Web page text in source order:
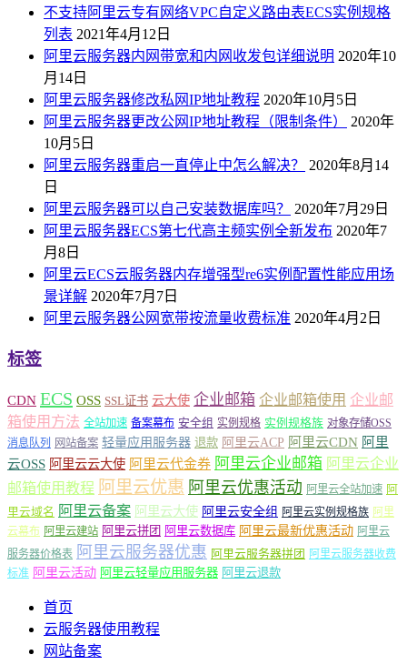
不支持阿里云专有网络VPC自定义路由表ECS实例规格
列表 2021年4月12日
阿里云服务器内网带宽和内网收发包详细说明 2020年10
月14日
阿里云服务器修改私网IP地址教程 2020年10月5日
阿里云服务器更改公网IP地址教程（限制条件）
2020年
10月5日
阿里云服务器重启一直停止中怎么解决？
2020年8月14
日
阿里云服务器可以自己安装数据库吗？
2020年7月29日
阿里云服务器ECS第七代高主频实例全新发布 2020年7
月8日
阿里云ECS云服务器内存增强型re6实例配置性能应用场
景详解 2020年7月7日
阿里云服务器公网宽带按流量收费标准 2020年4月2日
标签
CDN ECS OSS SSL证书 云大使 企业邮箱 企业邮箱使用 企业邮
箱使用方法 全站加速 备案幕布 安全组 实例规格 实例规格族 对象存储OSS
消息队列
网站备案 轻量应用服务器 退款 阿里云ACP 阿里云CDN 阿里
云OSS 阿里云云大使 阿里云代金券 阿里云企业邮箱 阿里云企业
邮箱使用教程 阿里云优惠 阿里云优惠活动 阿里云全站加速 阿
里云域名 阿里云备案 阿里云大使 阿里云安全组 阿里云实例规格族 阿里
云幕布 阿里云建站 阿里云拼团 阿里云数据库 阿里云最新优惠活动 阿里云
服务器价格表 阿里云服务器优惠 阿里云服务器拼团 阿里云服务器收费
标准 阿里云活动 阿里云轻量应用服务器 阿里云退款
首页
云服务器使用教程
网站备案